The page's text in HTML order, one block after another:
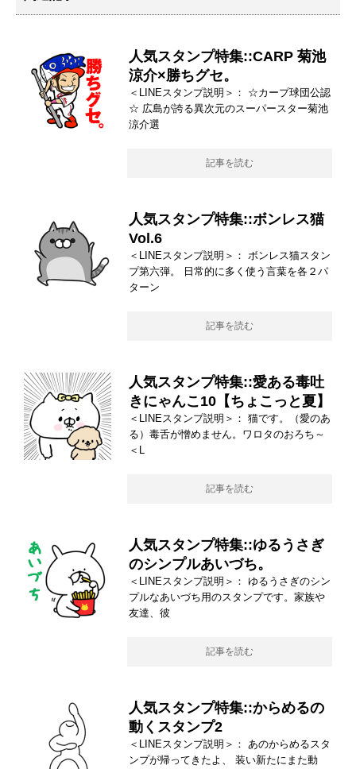
人気スタンプ特集::CARP 菊池
涼介×勝ちグセ。
＜LINEスタンプ説明＞： ☆カープ球団公認
☆ 広島が誇る異次元のスーパースター菊池
涼介選
記事を読む
人気スタンプ特集::ボンレス猫
Vol.6
＜LINEスタンプ説明＞： ボンレス猫スタン
プ第六弾。 日常的に多く使う言葉を各２パ
ターン
記事を読む
人気スタンプ特集::愛ある毒吐
きにゃんこ10【ちょこっと夏】
＜LINEスタンプ説明＞： 猫です。（愛のあ
る）毒舌が憎めません。ワロタのおろち～
＜L
記事を読む
人気スタンプ特集::ゆるうさぎ
のシンプルあいづち。
＜LINEスタンプ説明＞： ゆるうさぎのシン
プルなあいづち用のスタンプです。家族や
友達、彼
記事を読む
人気スタンプ特集::からめるの
動くスタンプ2
＜LINEスタンプ説明＞： あのからめるスタ
ンプが帰ってきたよ、 装い新たにまた動